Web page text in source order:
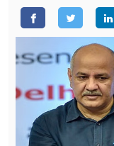
फूड
सेहत
ब्‍यूटी
जॉब्स